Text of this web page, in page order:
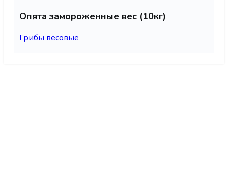
Опята замороженные вес (10кг)
Грибы весовые